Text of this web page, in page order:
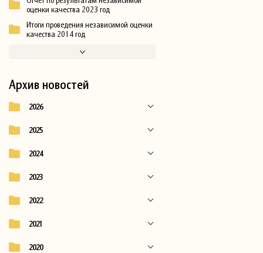
оценки качества 2023 год
Итоги проведения независимой оценки
качества 2014 год
Архив новостей
2026
2025
2024
2023
2022
2021
2020